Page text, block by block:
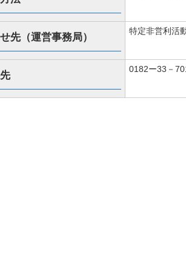
先（運営事務局） 特定非営利
0182ー33－